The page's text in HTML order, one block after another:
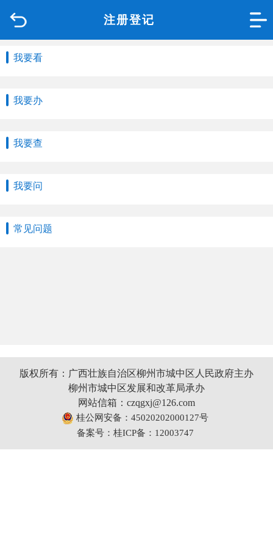
注册登记
品质城中
互动回应
数据专题
我要看
我要办
我要查
我要问
常见问题
版权所有：广西壮族自治区柳州市城中区人民政府主办
柳州市城中区发展和改革局承办
网站信箱：czqgxj@126.com
桂公网安备：45020202000127号
备案号：桂ICP备：12003747